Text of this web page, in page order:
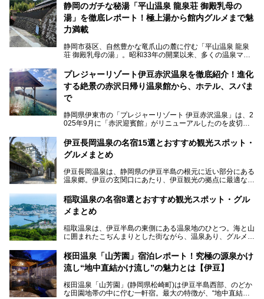
静岡のガチな秘湯「平山温泉 龍泉荘 御殿乳母の
湯」を徹底レポート！極上湯から館内グルメまで魅
力満載
静岡市葵区、自然豊かな竜爪山の麓に佇む「平山温泉 龍泉
荘 御殿乳母の湯」。昭和33年の開業以来、多くの温泉マニ
極上温泉です。お湯はもちろん、実はグルメも揃っているん
です。多くのファンを持つ、その圧倒的なこだわりと魅力を
解説します。
プレジャーリゾート伊豆赤沢温泉を徹底紹介！進化
する絶景の赤沢日帰り温泉館から、ホテル、スパま
で
静岡県伊東市の「プレジャーリゾート 伊豆赤沢温泉」は、2
025年9月に「赤沢迎賓館」がリニューアルしたのを皮切り
館」、「RED 28 HOTEL」がリニューアル。さらにこのあ
とグランピング施設のGRAX EARTH FIELD（グラックスア
ースフィールド）、大型屋内アミューズメント施設のPLEA
予定。
ャー施設など、現在リニューアルオープンしている施設を中
心に、家族連れでも大人だけでも、おひとりさまでも多彩な
楽しみ方ができる「プレジャーリゾート 伊豆赤沢温泉」を
───
この記事はプレジャーリゾート 伊豆赤沢温泉のPR記事で
す。
伊豆長岡温泉の名宿15選とおすすめ観光スポット・
グルメまとめ
伊豆長岡温泉は、静岡県の伊豆半島の根元に近い部分にある
温泉郷。伊豆の玄関口にあたり、伊豆観光の拠点に最適な立
ちろん日帰りでも楽しめるのが魅力です。
この記事では、伊豆長岡温泉の歴史や魅力、おすすめの宿を
る温泉施設も紹介します！
稲取温泉の名宿8選とおすすめ観光スポット・グル
メまとめ
稲取温泉は、伊豆半島の東側にある温泉地のひとつ。海と山
に囲まれたこぢんまりとした街ながら、温泉あり、グルメあ
京からは約2時間30分、直通電車もありアクセスしやすいの
もうれしいところ。
入れる温泉施設、チェックしたい観光スポットやアクティビ
ティなどを一挙にまとめピックアップ。伊豆稲取温泉を訪れ
桜田温泉「山芳園」宿泊レポート！究極の源泉かけ
流し“地中直結かけ流し”の魅力とは【伊豆】
桜田温泉「山芳園」(静岡県松崎町)は伊豆半島西部、のどか
な田園地帯の中に佇む一軒宿。最大の特徴が、“地中直結か